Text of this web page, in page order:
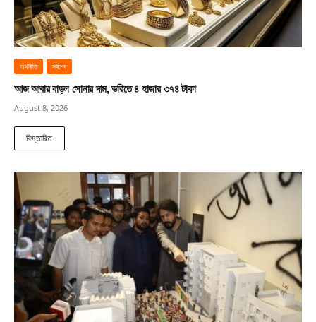
অর্থনীতি সর্বশেষ
আজ আবার বাড়ল সোনার দাম, ভরিতে ৪ হাজার ৩৭৪ টাকা
August 8, 2026
বিস্তারিত